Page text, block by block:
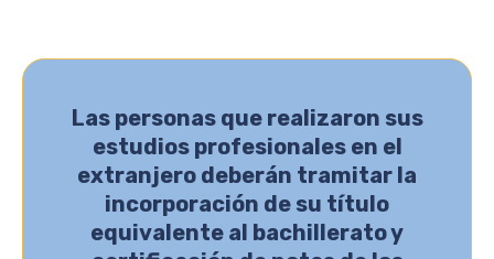
Las personas que realizaron sus
estudios profesionales en el
extranjero deberán tramitar la
incorporación de su título
equivalente al bachillerato y